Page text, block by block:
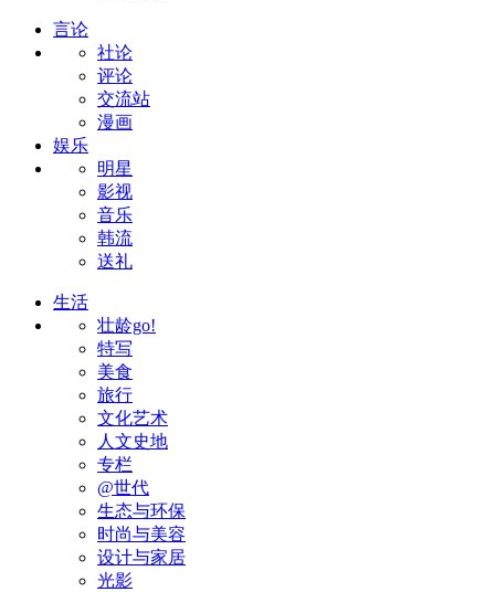
言论
社论
评论
交流站
漫画
娱乐
明星
影视
音乐
韩流
送礼
生活
壮龄go!
特写
美食
旅行
文化艺术
人文史地
专栏
@世代
生态与环保
时尚与美容
设计与家居
光影